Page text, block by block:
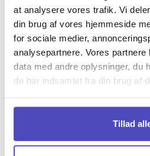
at analysere vores trafik. Vi
din brug af vores hjemmeside
for sociale medier,
analysepartnere. Vores
data med andre oplysninger, du
de har indsamlet fra din brug af
Tillad
%. De afkast mere end opvejer
har man være investeret i
så har man stadigvæk opnået et
tålmodige investor vinder.
Få en gratis investeringsplan her
risikotolerance, risikoevne og